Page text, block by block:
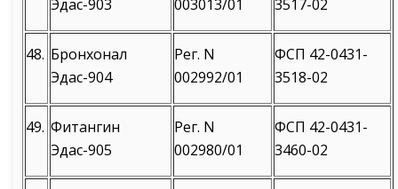
Эдас-903
003013/01
3517-02
48. Бронхонал
Эдас-904
Рег. N
002992/01
ФСП 42-0431-
3518-02
49. Фитангин
Эдас-905
Рег. N
002980/01
ФСП 42-0431-
3460-02